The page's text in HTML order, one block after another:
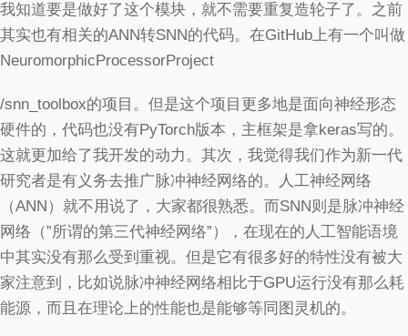
我知道要是做好了这个模块，就不需要重复造轮子了。之前
其实也有相关的ANN转SNN的代码。在GitHub上有一个叫做
NeuromorphicProcessorProject
/snn_toolbox的项目。但是这个项目更多地是面向神经形态
硬件的，代码也没有PyTorch版本，主框架是拿keras写的。
这就更加给了我开发的动力。其次，我觉得我们作为新一代
研究者是有义务去推广脉冲神经网络的。人工神经网络
（ANN）就不用说了，大家都很熟悉。而SNN则是脉冲神经
网络（”所谓的第三代神经网络”），在现在的人工智能语境
中其实没有那么受到重视。但是它有很多好的特性没有被大
家注意到，比如说脉冲神经网络相比于GPU运行没有那么耗
能源，而且在理论上的性能也是能够等同图灵机的。